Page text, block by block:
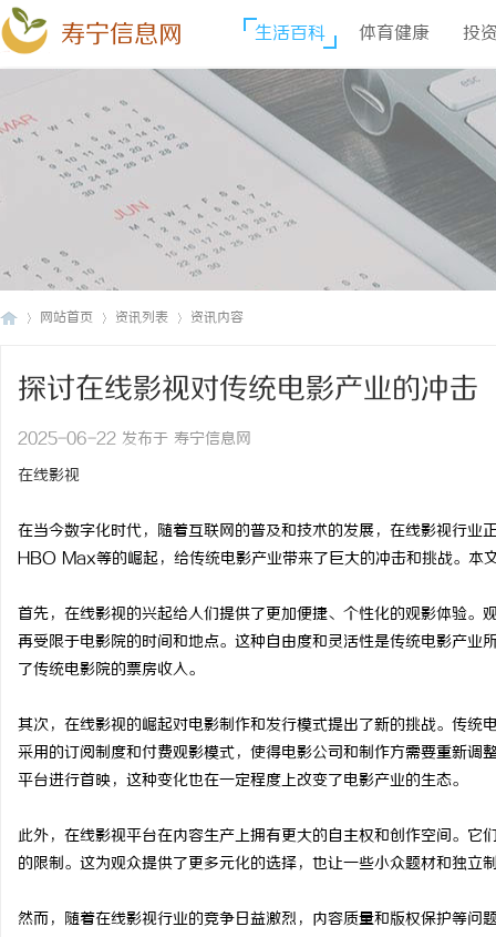
寿宁信息网 生活百科 体育健康 投
网站首页 资讯列表 资讯内容
探讨在线影视对传统电影产业的冲击
2025-06-22 发布于 寿宁信息网
在线影视
在当今数字化时代，随着互联网的普及和技术的发展，在线影视行
HBO Max等的崛起，给传统电影产业带来了巨大的冲击和挑战。本
首先，在线影视的兴起给人们提供了更加便捷、个性化的观影体验
再受限于电影院的时间和地点。这种自由度和灵活性是传统电影产
了传统电影院的票房收入。
其次，在线影视的崛起对电影制作和发行模式提出了新的挑战。传
采用的订阅制度和付费观影模式，使得电影公司和制作方需要重新
平台进行首映，这种变化也在一定程度上改变了电影产业的生态。
此外，在线影视平台在内容生产上拥有更大的自主权和创作空间。
的限制。这为观众提供了更多元化的选择，也让一些小众题材和独立
然而，随着在线影视行业的竞争日益激烈，内容质量和版权保护等